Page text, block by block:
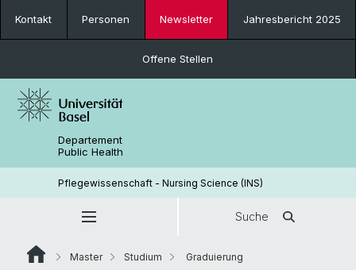
Kontakt Personen Newsletter Jahresbericht 2025
Offene Stellen
Departement
Public Health
Pflegewissenschaft - Nursing Science (INS)
Suche
Master Studium Graduierung